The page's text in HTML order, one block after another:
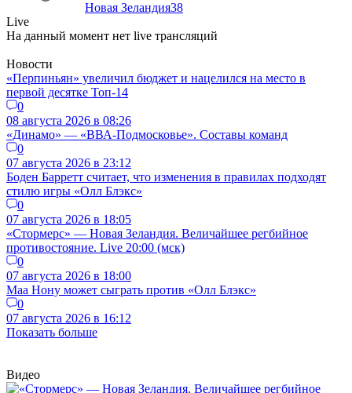
Новая Зеландия38
Live
На данный момент нет live трансляций
Новости
«Перпиньян» увеличил бюджет и нацелился на место в
первой десятке Топ-14
0
08 августа 2026 в 08:26
«Динамо» — «ВВА-Подмосковье». Составы команд
0
07 августа 2026 в 23:12
Боден Барретт считает, что изменения в правилах подходят
стилю игры «Олл Блэкс»
0
07 августа 2026 в 18:05
«Стормерс» — Новая Зеландия. Величайшее регбийное
противостояние. Live 20:00 (мск)
0
07 августа 2026 в 18:00
Маа Нону может сыграть против «Олл Блэкс»
0
07 августа 2026 в 16:12
Показать больше
Видео